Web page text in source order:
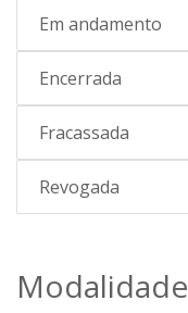
Em andamento
Encerrada
Fracassada
Revogada
Modalidade